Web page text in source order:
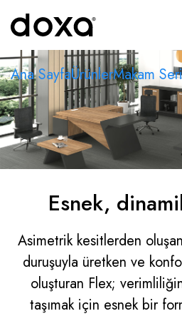
Ana SayfaÜrünlerMakam
Esnek,
Asimetrik kesitlerden
duruşuyla üretken ve
oluşturan Flex;
taşımak için esnek bir